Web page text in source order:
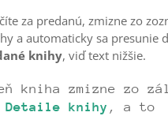
za predanú, zmizne zo
a automaticky sa presunie
knihy, viď text nižšie.
kniha zmizne zo
Detaile knihy , a to